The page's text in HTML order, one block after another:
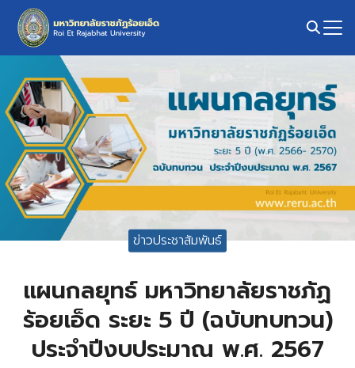
Skip
content
for:
ข่าวประชาสัมพันธ์
แผนกลยุทธ์ มหาวิทยาลัยราชภัฏ
ร้อยเอ็ด ระยะ 5 ปี (ฉบับทบทวน)
ประจำปีงบประมาณ พ.ศ. 2567